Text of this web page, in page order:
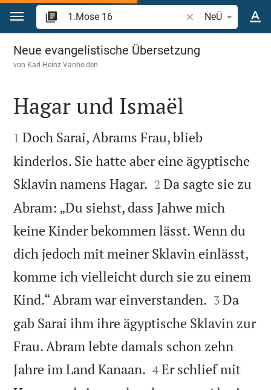
Zum Inhalt springen
Bibelstelle oder
NeÜ
1.Mose 16
Neue evangelistische Übersetzung
von Karl-Heinz Vanheiden

Hagar und Ismaël

1 Doch Sarai, Abrams Frau, blieb
kinderlos. Sie hatte aber eine ägyptische
Sklavin namens Hagar. 

2 Da sagte sie zu
Abram: „Du siehst, dass Jahwe mich
keine Kinder bekommen lässt. Wenn du
dich jedoch mit meiner Sklavin einlässt,
komme ich vielleicht durch sie zu einem
Kind.“ Abram war einverstanden. 

3 Da
gab Sarai ihm ihre ägyptische Sklavin zur
Frau. Abram lebte damals schon zehn
Jahre im Land Kanaan. 

4 Er schlief mit